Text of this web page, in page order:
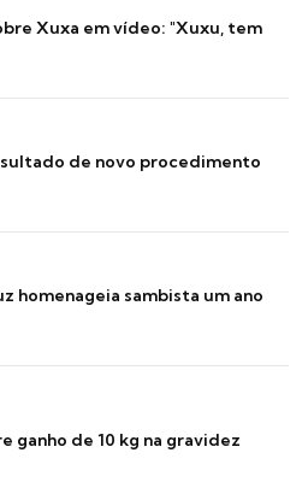
Xuxa em vídeo: "Xuxu, tem
de novo procedimento
homenageia sambista um ano
ganho de 10 kg na gravidez